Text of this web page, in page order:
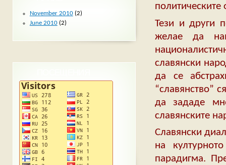
политическите
Тези и други
желае да
славянски
да се
“славянство”
да зададе
славянските
Славянски
на
парадигма.
November 2010(2)
June 2010(2)